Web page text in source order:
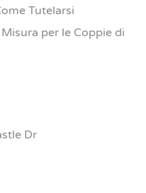
Tutelarsi
per le Coppie di
Dr